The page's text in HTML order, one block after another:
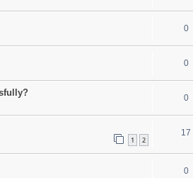
0
0
0
1 2
17
0